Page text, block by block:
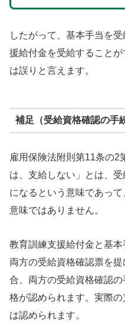
したがって、基本手当を
援給付金を受給すること
は誤りと言えます。
補足（受給資格確認の手
雇用保険法附則第11条の2
は、支給しない」とは、
になるという意味であっ
意味ではありません。
教育訓練支援給付金と基本
両方の受給資格確認票を
合、両方の受給資格確認
格が認められます。実際
は認められます。